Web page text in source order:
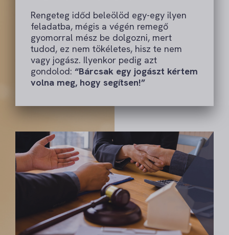
Rengeteg időd beleölöd egy-egy ilyen
feladatba, mégis a végén remegő
gyomorral mész be dolgozni, mert
tudod, ez nem tökéletes, hisz te nem
vagy jogász. Ilyenkor pedig azt
gondolod: “Bárcsak egy jogászt kértem
volna meg, hogy segítsen!”